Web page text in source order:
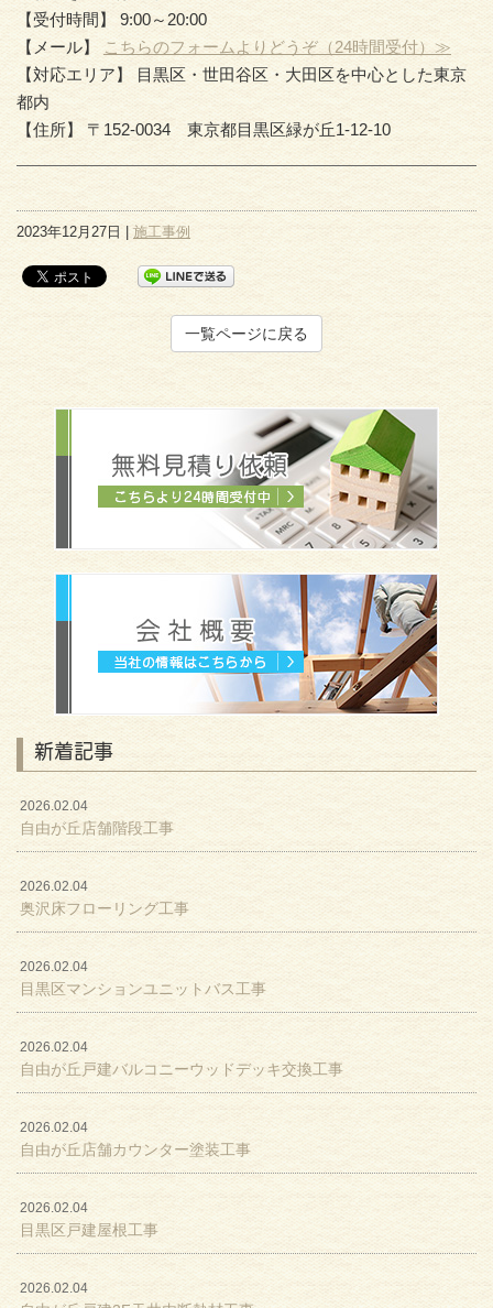
【受付時間】 9:00～20:00
【メール】 こちらのフォームよりどうぞ（24時間受付）≫
【対応エリア】 目黒区・世田谷区・大田区を中心とした東京
都内
【住所】 〒152-0034 東京都目黒区緑が丘1-12-10
2023年12月27日 |施工事例
一覧ページに戻る
新着記事
2026.02.04
自由が丘店舗階段工事
2026.02.04
奥沢床フローリング工事
2026.02.04
目黒区マンションユニットバス工事
2026.02.04
自由が丘戸建バルコニーウッドデッキ交換工事
2026.02.04
自由が丘店舗カウンター塗装工事
2026.02.04
目黒区戸建屋根工事
2026.02.04